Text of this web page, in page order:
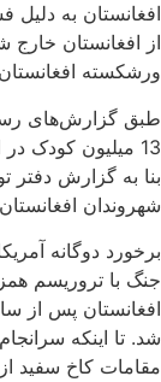
افغانستان به
از افغانستان خارج
ورشکسته
13 میلیون کودک
شهروندان
برخورد دوگانه
جنگ با تروریسم
شد. تا اینکه
مقامات کاخ سفید